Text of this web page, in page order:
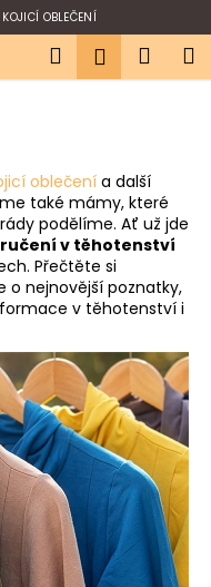
OBLEČENÍ
Hledat
oblečenía další
také mámy, které
podělíme. Ať už jde
v těhotenství
Přečtěte si
o nejnovější poznatky,
v těhotenství i